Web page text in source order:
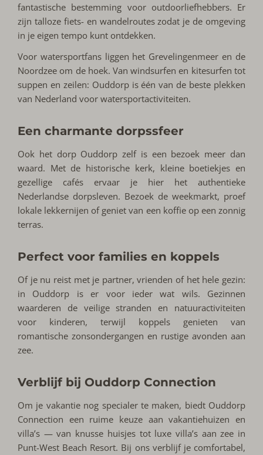
fantastische bestemming voor outdoorliefhebbers. Er
zijn talloze fiets- en wandelroutes zodat je de omgeving
in je eigen tempo kunt ontdekken.
Voor watersportfans liggen het Grevelingenmeer en de
Noordzee om de hoek. Van windsurfen en kitesurfen tot
suppen en zeilen: Ouddorp is één van de beste plekken
van Nederland voor watersportactiviteiten.
Een charmante dorpssfeer
Ook het dorp Ouddorp zelf is een bezoek meer dan
waard. Met de historische kerk, kleine boetiekjes en
gezellige cafés ervaar je hier het authentieke
Nederlandse dorpsleven. Bezoek de weekmarkt, proef
lokale lekkernijen of geniet van een koffie op een zonnig
terras.
Perfect voor families en koppels
Of je nu reist met je partner, vrienden of het hele gezin:
in Ouddorp is er voor ieder wat wils. Gezinnen
waarderen de veilige stranden en natuuractiviteiten
voor kinderen, terwijl koppels genieten van
romantische zonsondergangen en rustige avonden aan
zee.
Verblijf bij Ouddorp Connection
Om je vakantie nog specialer te maken, biedt Ouddorp
Connection een ruime keuze aan vakantiehuizen en
villa’s — van knusse huisjes tot luxe villa’s aan zee in
Punt-West Beach Resort. Bij ons verblijf je comfortabel,